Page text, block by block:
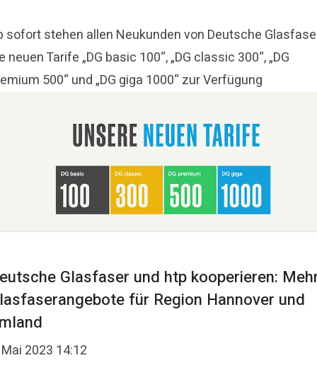
sofort stehen allen Neukunden von Deutsche
neuen Tarife „DG basic 100“, „DG classic 300“, „DG
500“ und „DG giga 1000“ zur Verfügung
Glasfaser und htp kooperieren:
für Region Hannover und
2023 14:12